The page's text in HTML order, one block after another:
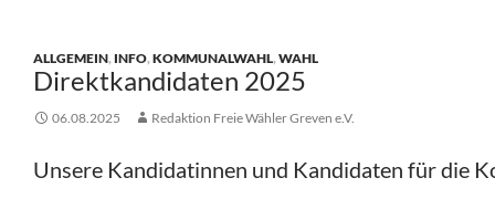
ALLGEMEIN, INFO,KOMMUNALWAHL,WAHL
Direktkandidaten 2025
06.08.2025 Redaktion Freie Wähler Greven e.V.
Unsere Kandidatinnen und Kandidaten für die